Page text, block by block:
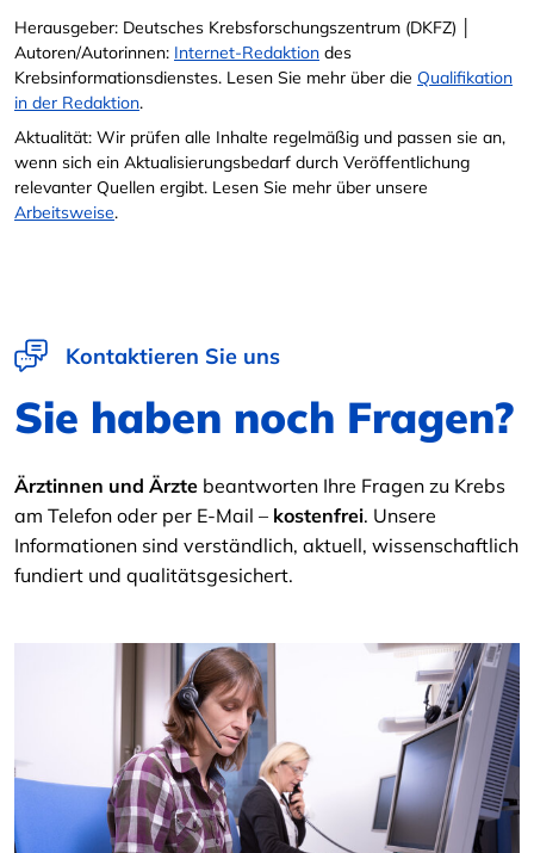
Herausgeber: Deutsches Krebsforschungszentrum (DKFZ) │
Autoren/Autorinnen: Internet-Redaktion des
Krebsinformationsdienstes. Lesen Sie mehr über die Qualifikation
in der Redaktion.
Aktualität: Wir prüfen alle Inhalte regelmäßig und passen sie an,
wenn sich ein Aktualisierungsbedarf durch Veröffentlichung
relevanter Quellen ergibt. Lesen Sie mehr über unsere
Arbeitsweise.
Kontaktieren Sie uns
Sie haben noch Fragen?
Ärztinnen und Ärzte beantworten Ihre Fragen zu Krebs
am Telefon oder per E-Mail – kostenfrei. Unsere
Informationen sind verständlich, aktuell, wissenschaftlich
fundiert und qualitätsgesichert.